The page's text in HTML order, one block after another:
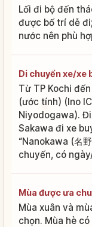
Lối đi bộ đến
được bố trí dễ
nước nên phù
Di chuyển xe/xe
Từ TP Kochi
(ước tính) (Ino
Niyodogawa).
Sakawa đi xe
“Nanokawa (名
chuyến, có
Mùa được ưa
Mùa xuân và
chọn. Mùa hè